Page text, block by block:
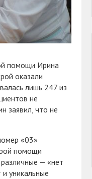
помощи Ирина
оказали
лишь 247 из
не
заявил, что не
«03»
помощи
— «нет
уникальные